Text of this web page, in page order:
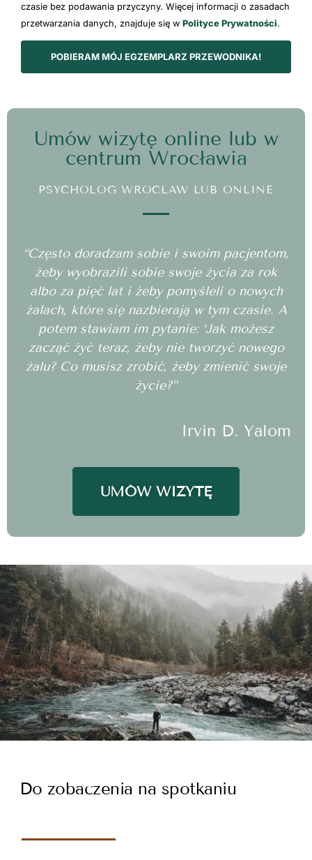
czasie bez podawania przyczyny. Więcej informacji o zasadach
przetwarzania danych, znajduje się w Polityce Prywatności.
POBIERAM MÓJ EGZEMPLARZ PRZEWODNIKA!
Umów wizytę online lub w
centrum Wrocławia
PSYCHOLOG WROCŁAW LUB ONLINE
“Często doradzam sobie i swoim pacjentom,
żeby wyobrazili sobie swoje życia za rok
albo za pięć lat i żeby pomyśleli o nowych
żalach, które się nazbierają w tym czasie. A
potem stawiam im pytanie: ‘Jak możesz
zacząć żyć teraz, żeby nie tworzyć nowego
żalu? Co musisz zrobić, żeby zmienić swoje
życie?”
Irvin D. Yalom
UMÓW WIZYTĘ
Do zobaczenia na spotkaniu